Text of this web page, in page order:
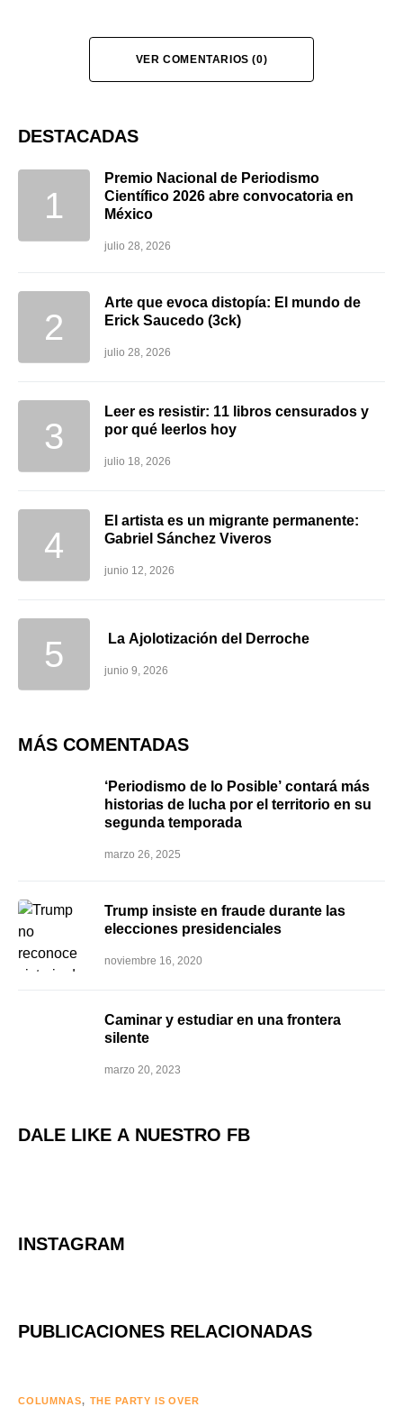
VER COMENTARIOS (0)
DESTACADAS
Premio Nacional de Periodismo
Científico 2026 abre convocatoria en
México
julio 28, 2026
Arte que evoca distopía: El mundo de
Erick Saucedo (3ck)
julio 28, 2026
Leer es resistir: 11 libros censurados y
por qué leerlos hoy
julio 18, 2026
El artista es un migrante permanente:
Gabriel Sánchez Viveros
junio 12, 2026
La Ajolotización del Derroche
junio 9, 2026
MÁS COMENTADAS
‘Periodismo de lo Posible’ contará más
historias de lucha por el territorio en su
segunda temporada
marzo 26, 2025
Trump insiste en fraude durante las
elecciones presidenciales
noviembre 16, 2020
Caminar y estudiar en una frontera
silente
marzo 20, 2023
DALE LIKE A NUESTRO FB
INSTAGRAM
PUBLICACIONES RELACIONADAS
COLUMNAS THE PARTY IS OVER